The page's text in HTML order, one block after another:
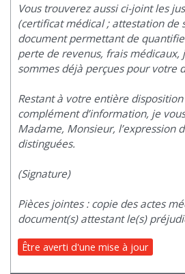
Vous trouverez aussi ci-joint les
(certificat médical ; attestation de
document permettant de
perte de revenus, frais médicaux,
sommes déjà perçues pour votre
Restant à votre entière
complément d’information, je
Madame, Monsieur, l’expression
distinguées.
(Signature)
Pièces jointes : copie des actes
document(s) attestant le(s)
Être averti d'une mise à jour